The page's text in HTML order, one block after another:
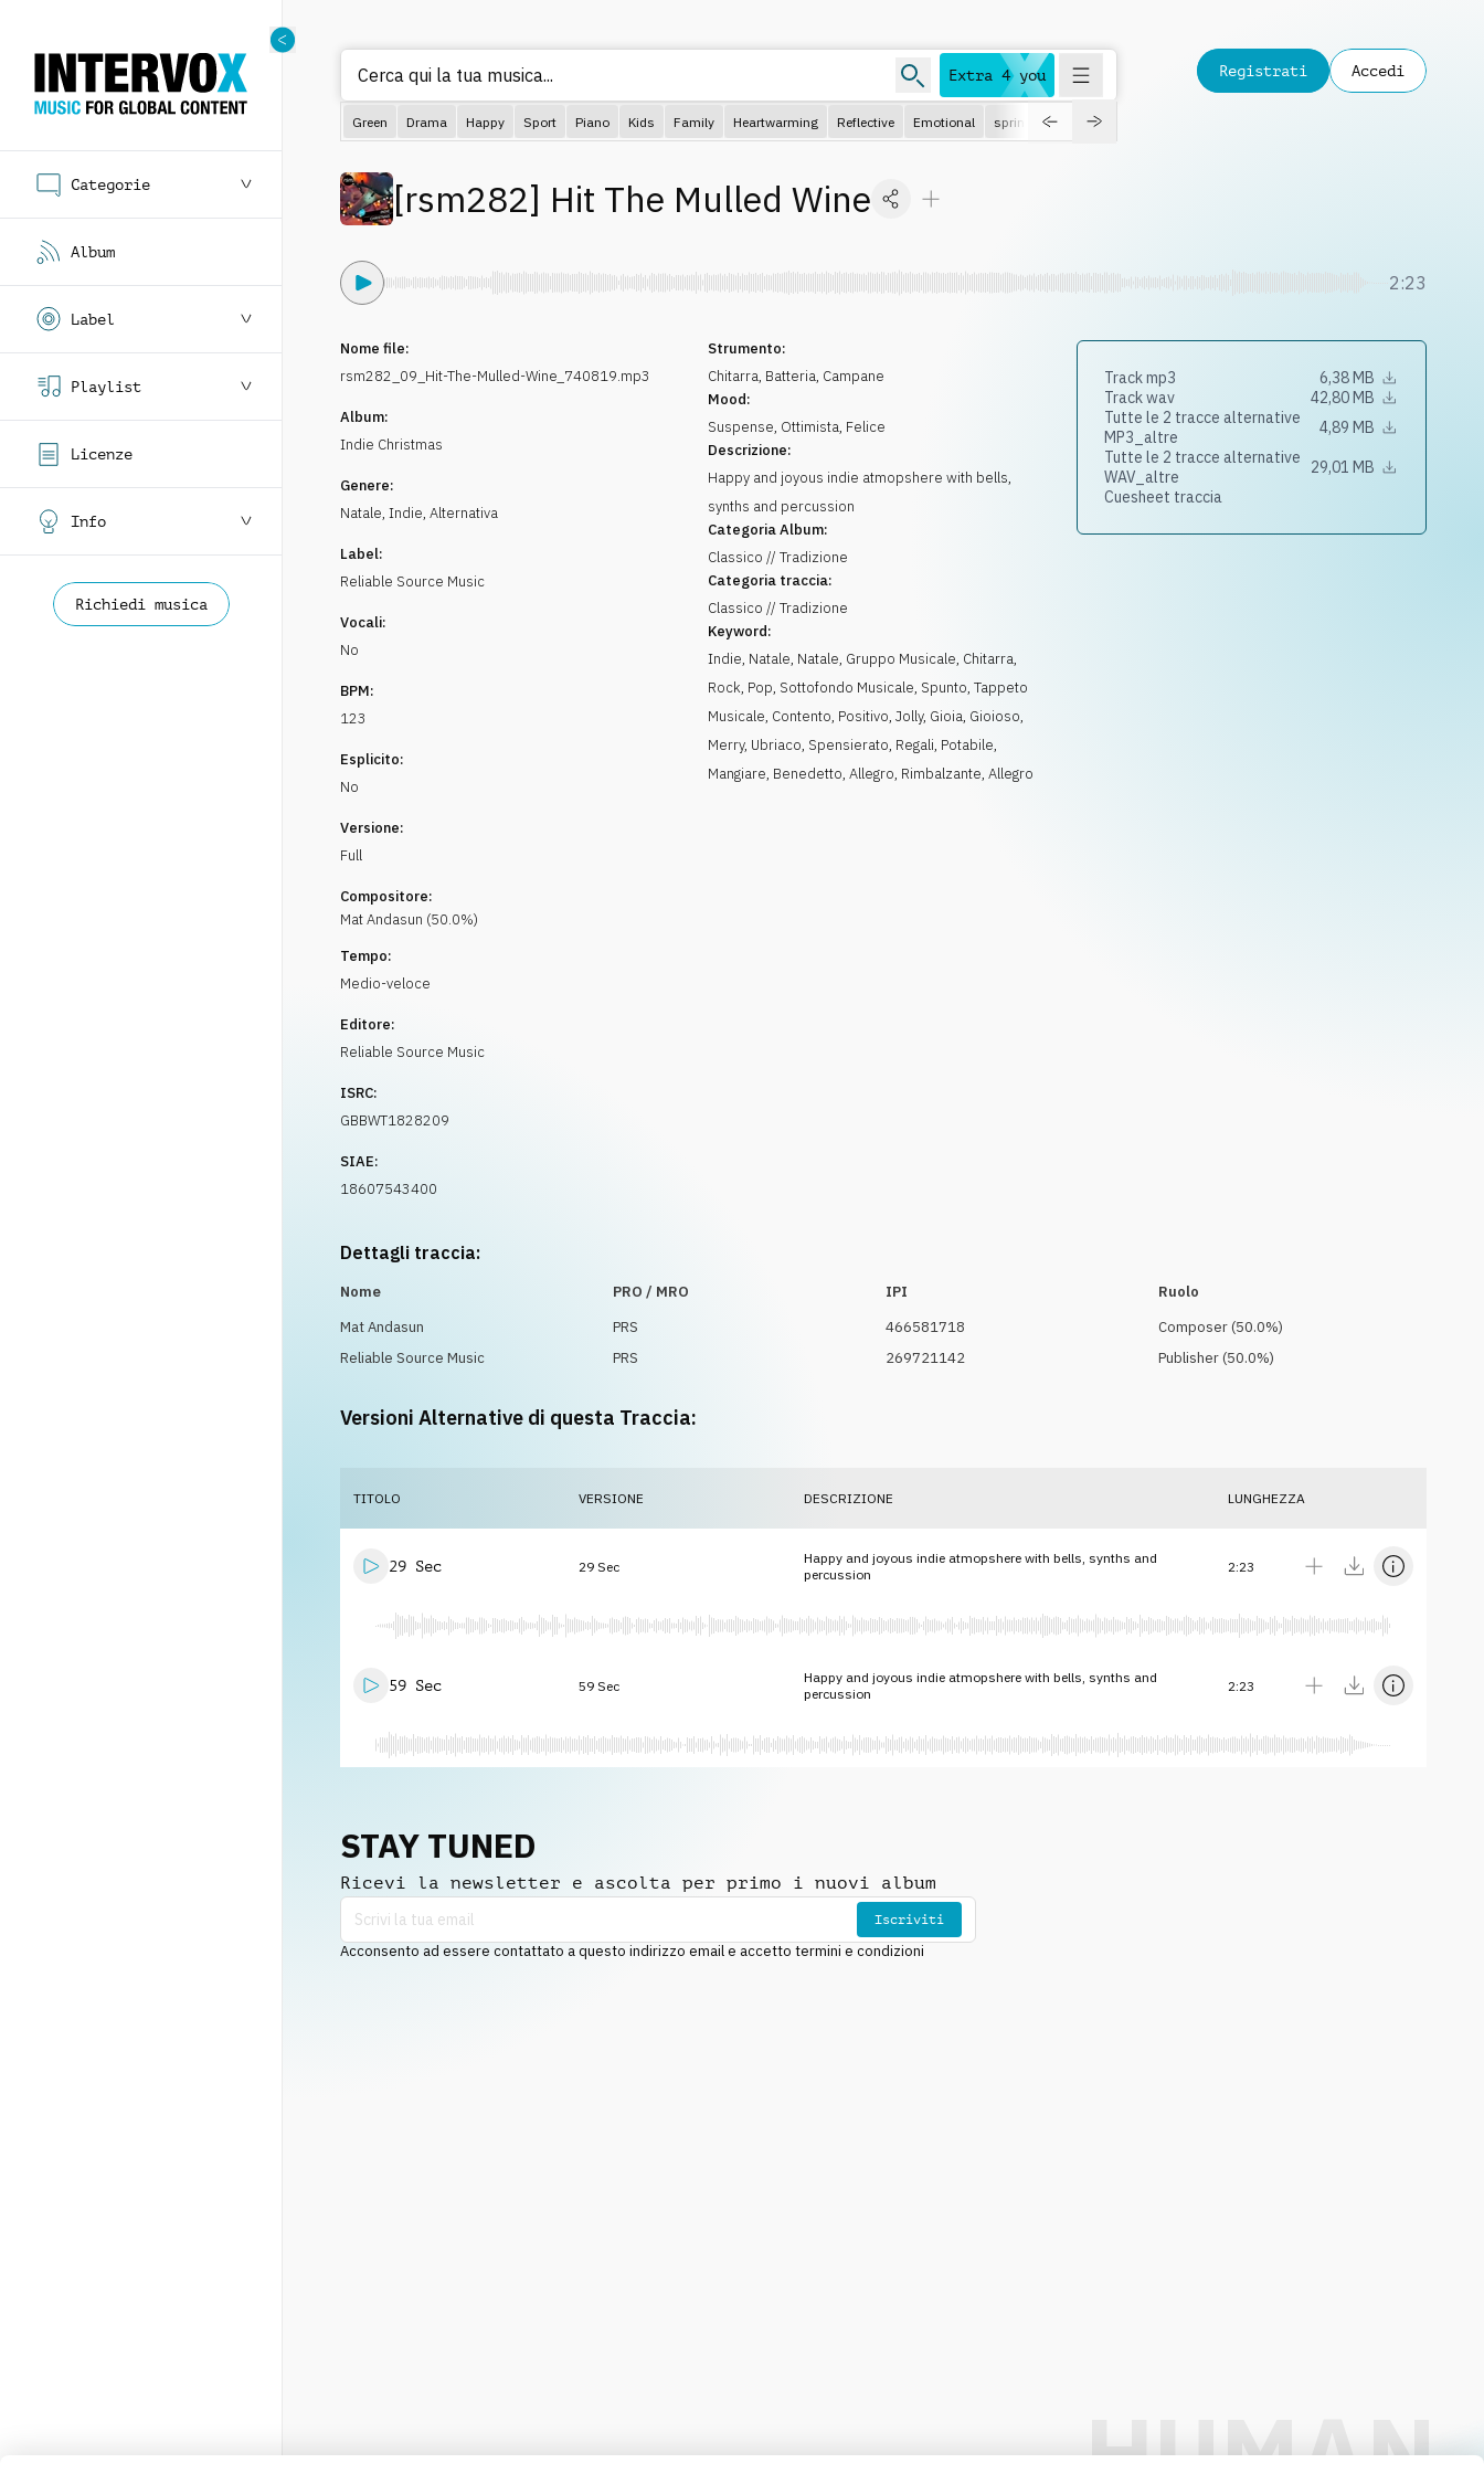
Categorie
Album
Label
Playlist
Licenze
Info
Richiedi musica
Extra 4 you
Cerca qui la tua musica...
Green Drama Happy Sport Piano Kids Family Heartwarming Reflective Emotional spring
Registrati Accedi
[rsm282] Hit The Mulled Wine
2:23
Nome file:
rsm282_09_Hit-The-Mulled-Wine_740819.mp3
Album:
Indie Christmas
Genere:
Natale, Indie, Alternativa
Label:
Reliable Source Music
Vocali:
No
BPM:
123
Esplicito:
No
Versione:
Full
Compositore:
MatAndasun (50.0%)
Tempo:
Medio-veloce
Editore:
Reliable Source Music
ISRC:
GBBWT1828209
SIAE:
18607543400
Strumento:
Chitarra, Batteria, Campane
Mood:
Suspense, Ottimista, Felice
Descrizione:
Happy and joyous indie atmopshere with bells,
synths and percussion
Categoria Album:
Classico // Tradizione
Categoria traccia:
Classico // Tradizione
Keyword:
Indie, Natale, Natale, Gruppo Musicale, Chitarra,
Rock, Pop, Sottofondo Musicale, Spunto,Tappeto
Musicale, Contento, Positivo,Jolly, Gioia, Gioioso,
Merry, Ubriaco, Spensierato, Regali, Potabile,
Mangiare, Benedetto,Allegro, Rimbalzante,Allegro
Track mp3
6,38 MB
Track wav
42,80 MB
Tutte le 2 tracce alternative
MP3_altre
4,89 MB
Tutte le 2 tracce alternative
WAV_altre
29,01 MB
Cuesheet traccia
Dettagli traccia:
Nome PRO / MRO IPI
Ruolo
Mat Andasun
PRS 466581718 Composer(50.0%)
Reliable Source Music
PRS 269721142 Publisher(50.0%)
Versioni Alternative di questa Traccia:
TITOLO VERSIONE DESCRIZIONE LUNGHEZZA
29 Sec 29 Sec
Happy and joyous indie atmopshere with bells, synths and
percussion
2:23
59 Sec 59 Sec
Happy and joyous indie atmopshere with bells, synths and
percussion
2:23
STAY TUNED
Ricevi la newsletter e ascolta per primo i nuovi album
Iscriviti
Acconsento ad essere contattato a questo indirizzo email e accetto termini e condizioni